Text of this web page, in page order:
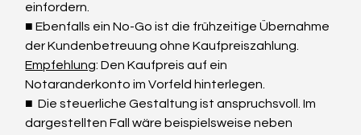
einfordern.
■ Ebenfalls ein No-Go ist die frühzeitige Übernahme
der Kundenbetreuung ohne Kaufpreiszahlung.
Empfehlung: Den Kaufpreis auf ein
Notaranderkonto im Vorfeld hinterlegen.
■  Die steuerliche Gestaltung ist anspruchsvoll. Im
dargestellten Fall wäre beispielsweise neben